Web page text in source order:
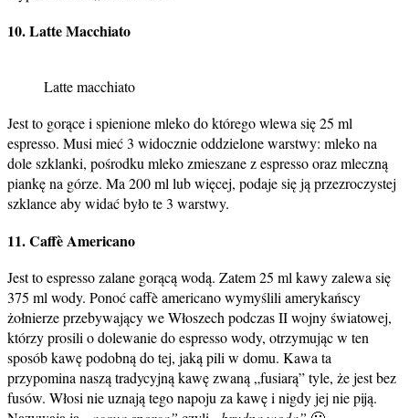
10. Latte Macchiato
Latte macchiato
Jest to gorące i spienione mleko do którego wlewa się 25 ml
espresso. Musi mieć 3 widocznie oddzielone warstwy: mleko na
dole szklanki, pośrodku mleko zmieszane z espresso oraz mleczną
piankę na górze. Ma 200 ml lub więcej, podaje się ją przezroczystej
szklance aby widać było te 3 warstwy.
11. Caffè Americano
Jest to espresso zalane gorącą wodą. Zatem 25 ml kawy zalewa się
375 ml wody. Ponoć caffè americano wymyślili amerykańscy
żołnierze przebywający we Włoszech podczas II wojny światowej,
którzy prosili o dolewanie do espresso wody, otrzymując w ten
sposób kawę podobną do tej, jaką pili w domu. Kawa ta
przypomina naszą tradycyjną kawę zwaną „fusiarą” tyle, że jest bez
fusów. Włosi nie uznają tego napoju za kawę i nigdy jej nie piją.